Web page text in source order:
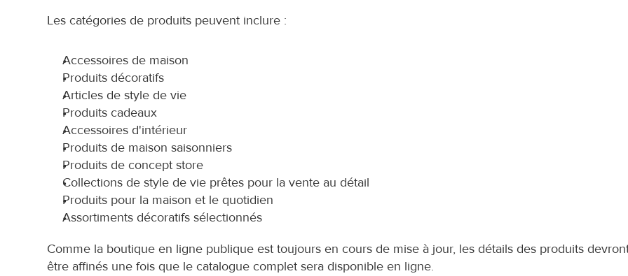
Les catégories de produits peuvent inclure :
Accessoires de maison
Produits décoratifs
Articles de style de vie
Produits cadeaux
Accessoires d'intérieur
Produits de maison saisonniers
Produits de concept store
Collections de style de vie prêtes pour la vente au détail
Produits pour la maison et le quotidien
Assortiments décoratifs sélectionnés
Comme la boutique en ligne publique est toujours en cours de mise à jour, les détails des produits
être affinés une fois que le catalogue complet sera disponible en ligne.